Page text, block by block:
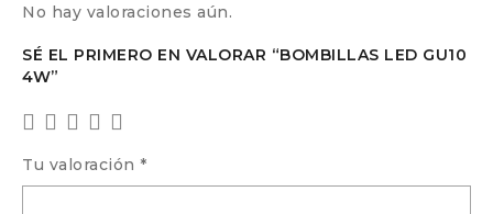
No hay valoraciones aún.
SÉ EL PRIMERO EN VALORAR “BOMBILLAS LED GU10
4W”
Tu valoración *